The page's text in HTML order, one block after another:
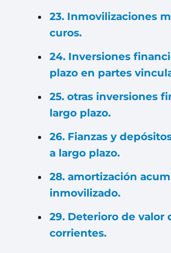
23. Inmovilizaciones
curos.
24. Inversiones
plazo en partes
25. otras inversiones
largo plazo.
26. Fianzas y
a largo plazo.
28. amortización
inmovilizado.
29. Deterioro de valor
corrientes.